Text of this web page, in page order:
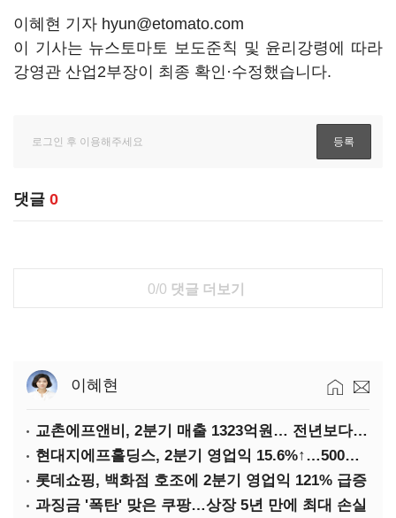
이혜현 기자 hyun@etomato.com
이 기사는 뉴스토마토 보도준칙 및 윤리강령에 따라
강영관 산업2부장이 최종 확인·수정했습니다.
댓글 0
0/0 댓글 더보기
이혜현
교촌에프앤비, 2분기 매출 1323억원… 전년보다 4.9%↑
현대지에프홀딩스, 2분기 영업익 15.6%↑…500억 규모 자사주 매입
롯데쇼핑, 백화점 호조에 2분기 영업익 121% 급증
과징금 '폭탄' 맞은 쿠팡…상장 5년 만에 최대 손실